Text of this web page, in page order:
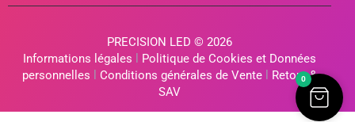
PRECISION LED © 2026
Informations légales
Politique de Cookies et Données
personnelles
Conditions générales de Vente
Retour &
SAV
0